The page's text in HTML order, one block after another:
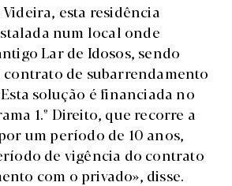
esta residência
num local onde
Lar de Idosos, sendo
contrato de subarrendamento
solução é financiada no
1.º Direito, que recorre a
um período de 10 anos,
de vigência do contrato
com o privado», disse.